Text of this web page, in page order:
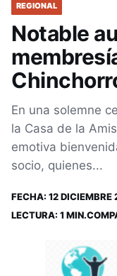
REGIONAL
Notable
En una solemne
la Casa de la
emotiva
socio, quienes...
FECHA: 12 DICIEMBRE
LECTURA: 1 MIN.